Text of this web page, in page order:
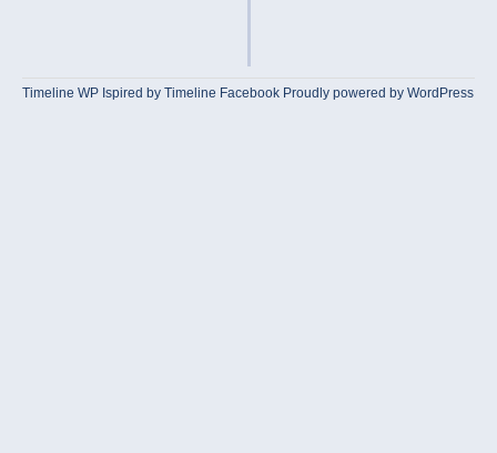
Timeline WP Ispired byTimeline Facebook Proudly powered by WordPress